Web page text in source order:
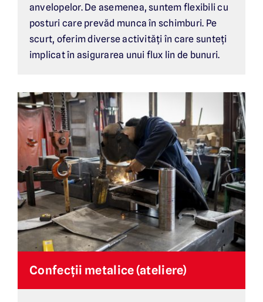
anvelopelor. De asemenea, suntem flexibili cu
posturi care prevăd munca în schimburi. Pe
scurt, oferim diverse activități în care sunteți
implicat în asigurarea unui flux lin de bunuri.
Confecții metalice (ateliere)